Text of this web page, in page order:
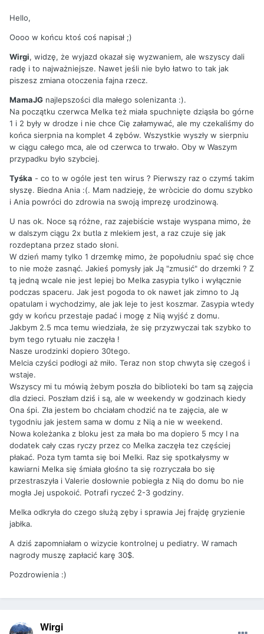
Hello,
Oooo w końcu ktoś coś napisał ;)
Wirgi, widzę, że wyjazd okazał się wyzwaniem, ale wszyscy dali
radę i to najważniejsze. Nawet jeśli nie było łatwo to tak jak
piszesz zmiana otoczenia fajna rzecz.
MamaJG najlepszości dla małego solenizanta :).
Na początku czerwca Melka też miała spuchnięte dziąsła bo górne
1 i 2 były w drodze i nie chce Cię załamywać, ale my czekaliśmy do
końca sierpnia na komplet 4 zębów. Wszystkie wyszły w sierpniu
w ciągu całego mca, ale od czerwca to trwało. Oby w Waszym
przypadku było szybciej.
Tyśka - co to w ogóle jest ten wirus ? Pierwszy raz o czymś takim
słyszę. Biedna Ania :(. Mam nadzieję, że wròcicie do domu szybko
i Ania powróci do zdrowia na swoją imprezę urodzinową.
U nas ok. Noce są różne, raz zajebiście wstaje wyspana mimo, że
w dalszym ciągu 2x butla z mlekiem jest, a raz czuje się jak
rozdeptana przez stado słoni.
W dzień mamy tylko 1 drzemkę mimo, że popołudniu spać się chce
to nie może zasnąć. Jakieś pomysły jak Ją "zmusić" do drzemki ? Z
tą jedną wcale nie jest lepiej bo Melka zasypia tylko i wyłącznie
podczas spaceru. Jak jest pogoda to ok nawet jak zimno to Ją
opatulam i wychodzimy, ale jak leje to jest koszmar. Zasypia wtedy
gdy w końcu przestaje padać i mogę z Nią wyjść z domu.
Jakbym 2.5 mca temu wiedziała, że się przyzwyczai tak szybko to
bym tego rytuału nie zaczęła !
Nasze urodzinki dopiero 30tego.
Melcia czyści podłogi aż miło. Teraz non stop chwyta się czegoś i
wstaje.
Wszyscy mi tu mówią żebym poszła do biblioteki bo tam są zajęcia
dla dzieci. Poszłam dziś i są, ale w weekendy w godzinach kiedy
Ona śpi. Zła jestem bo chciałam chodzić na te zajęcia, ale w
tygodniu jak jestem sama w domu z Nią a nie w weekend.
Nowa koleżanka z bloku jest za mała bo ma dopiero 5 mcy I na
dodatek cały czas ryczy przez co Melka zaczęła tez częściej
płakać. Poza tym tamta się boi Melki. Raz się spotkałysmy w
kawiarni Melka się śmiała głośno ta się rozryczała bo się
przestraszyła i Valerie dosłownie pobiegła z Nią do domu bo nie
mogła Jej uspokoić. Potrafi ryczeć 2-3 godziny.
Melka odkryła do czego służą zęby i sprawia Jej frajdę gryzienie
jabłka.
A dziś zapomniałam o wizycie kontrolnej u pediatry. W ramach
nagrody muszę zapłacić karę 30$.
Pozdrowienia :)
Wirgi